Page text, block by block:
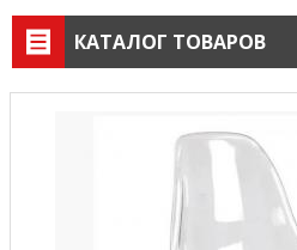
КАТАЛОГ ТОВАРОВ